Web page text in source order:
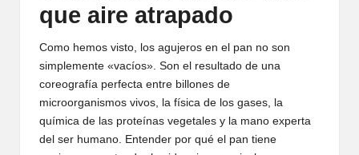
que aire atrapado
Como hemos visto, los agujeros en el pan no son
simplemente «vacíos». Son el resultado de una
coreografía perfecta entre billones de
microorganismos vivos, la física de los gases, la
química de las proteínas vegetales y la mano experta
del ser humano. Entender por qué el pan tiene